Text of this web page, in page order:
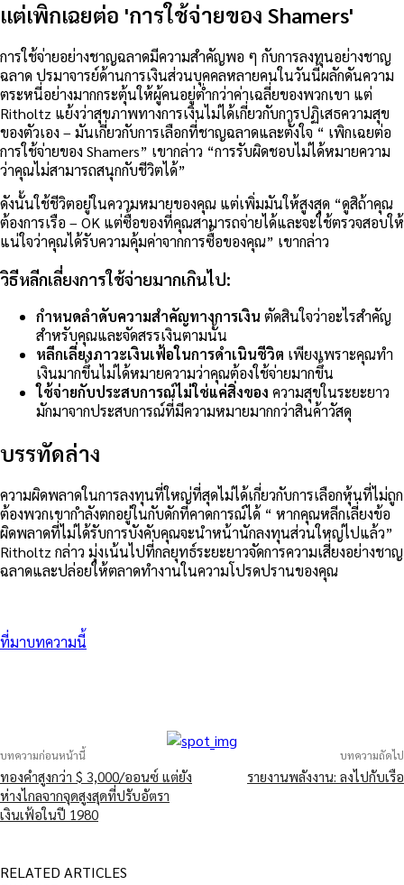
แต่เพิกเฉยต่อ 'การใช้จ่ายของ Shamers'
การใช้จ่ายอย่างชาญฉลาดมีความสำคัญพอ ๆ กับการลงทุนอย่างชาญ
ฉลาด ปรมาจารย์ด้านการเงินส่วนบุคคลหลายคนในวันนี้ผลักดันความ
ตระหนี่อย่างมากกระตุ้นให้ผู้คนอยู่ต่ำกว่าค่าเฉลี่ยของพวกเขา แต่
Ritholtz แย้งว่าสุขภาพทางการเงินไม่ได้เกี่ยวกับการปฏิเสธความสุข
ของตัวเอง – มันเกี่ยวกับการเลือกที่ชาญฉลาดและตั้งใจ “ เพิกเฉยต่อ
การใช้จ่ายของ Shamers” เขากล่าว “การรับผิดชอบไม่ได้หมายความ
ว่าคุณไม่สามารถสนุกกับชีวิตได้”
ดังนั้นใช้ชีวิตอยู่ในความหมายของคุณ แต่เพิ่มมันให้สูงสุด “ดูสิถ้าคุณ
ต้องการเรือ – OK แต่ซื้อของที่คุณสามารถจ่ายได้และจะใช้ตรวจสอบให้
แน่ใจว่าคุณได้รับความคุ้มค่าจากการซื้อของคุณ” เขากล่าว
วิธีหลีกเลี่ยงการใช้จ่ายมากเกินไป:
กำหนดลำดับความสำคัญทางการเงิน ตัดสินใจว่าอะไรสำคัญ
สำหรับคุณและจัดสรรเงินตามนั้น
หลีกเลี่ยงภาวะเงินเฟ้อในการดำเนินชีวิต เพียงเพราะคุณทำ
เงินมากขึ้นไม่ได้หมายความว่าคุณต้องใช้จ่ายมากขึ้น
ใช้จ่ายกับประสบการณ์ไม่ใช่แค่สิ่งของ ความสุขในระยะยาว
มักมาจากประสบการณ์ที่มีความหมายมากกว่าสินค้าวัสดุ
บรรทัดล่าง
ความผิดพลาดในการลงทุนที่ใหญ่ที่สุดไม่ได้เกี่ยวกับการเลือกหุ้นที่ไม่ถูก
ต้องพวกเขากำลังตกอยู่ในกับดักที่คาดการณ์ได้ “ หากคุณหลีกเลี่ยงข้อ
ผิดพลาดที่ไม่ได้รับการบังคับคุณจะนำหน้านักลงทุนส่วนใหญ่ไปแล้ว”
Ritholtz กล่าว มุ่งเน้นไปที่กลยุทธ์ระยะยาวจัดการความเสี่ยงอย่างชาญ
ฉลาดและปล่อยให้ตลาดทำงานในความโปรดปรานของคุณ
ที่มาบทความนี้
บทความก่อนหน้านี้
ทองคำสูงกว่า $ 3,000/ออนซ์ แต่ยัง
ห่างไกลจากจุดสูงสุดที่ปรับอัตรา
เงินเฟ้อในปี 1980
บทความถัดไป
รายงานพลังงาน: ลงไปกับเรือ
RELATED ARTICLES